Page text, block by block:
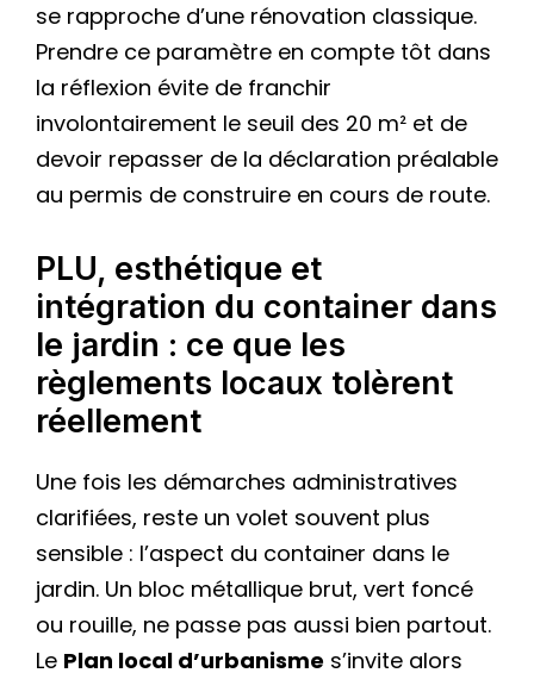
se rapproche d’une rénovation classique.
Prendre ce paramètre en compte tôt dans
la réflexion évite de franchir
involontairement le seuil des 20 m² et de
devoir repasser de la déclaration préalable
au permis de construire en cours de route.
PLU, esthétique et
intégration du container dans
le jardin : ce que les
règlements locaux tolèrent
réellement
Une fois les démarches administratives
clarifiées, reste un volet souvent plus
sensible : l’aspect du container dans le
jardin. Un bloc métallique brut, vert foncé
ou rouille, ne passe pas aussi bien partout.
Le Plan local d’urbanisme s’invite alors